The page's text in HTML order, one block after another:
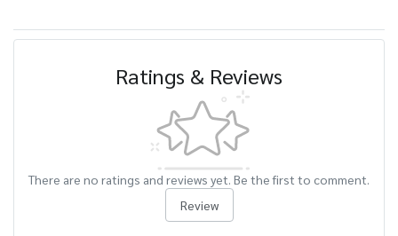
Ratings & Reviews
There are no ratings and reviews yet. Be the first to comment.
Review